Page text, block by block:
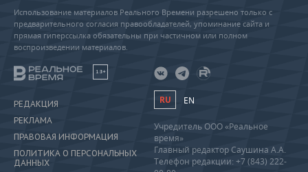
Использование материалов Реального Времени разрешено только с
предварительного согласия правообладателей, упоминание сайта и
прямая гиперссылка обязательны при частичном или полном
воспроизведении материалов.
18+
РЕДАКЦИЯ
РЕКЛАМА
ПРАВОВАЯ ИНФОРМАЦИЯ
ПОЛИТИКА О ПЕРСОНАЛЬНЫХ
ДАННЫХ
RU EN
Учредитель ООО «Реальное
время»
Главный редактор Саушина А.А.
Телефон редакции: +7 (843) 222-